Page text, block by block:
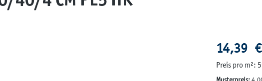
Regulärer
14,39
Preis pro m²: